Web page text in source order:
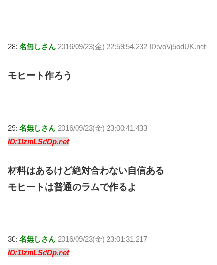
28: 名無しさん 2016/09/23(金) 22:59:54.232 ID:voVj5odUK.net
モヒート作ろう
29: 名無しさん 2016/09/23(金) 23:00:41.433
ID:1IzmLSdDp.net
材料はあるけど絶対合わない自信ある
モヒートは普通のラムで作るよ
30: 名無しさん 2016/09/23(金) 23:01:31.217
ID:1IzmLSdDp.net